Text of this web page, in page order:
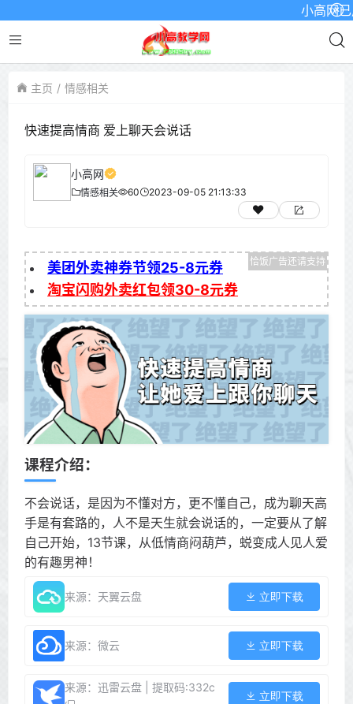
小高网已
主页 情感相关
快速提高情商 爱上聊天会说话
小高网
情感相关 60 2023-09-05 21:13:33
美团外卖神券节领25-8元券
淘宝闪购外卖红包领30-8元券
课程介绍：
不会说话，是因为不懂对方，更不懂自己，成为聊天高
手是有套路的，人不是天生就会说话的，一定要从了解
自己开始，13节课，从低情商闷葫芦，蜕变成人见人爱
的有趣男神！
来源：天翼云盘 立即下载
来源：微云 立即下载
来源：迅雷云盘 | 提取码:332c
立即下载